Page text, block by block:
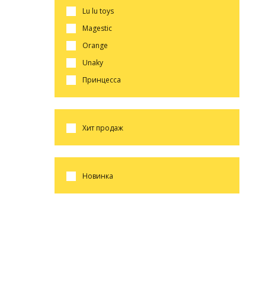
lu lu toys
magestic
orange
unaky
принцесса
хит продаж
новинка